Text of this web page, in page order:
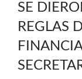
SE
REGLAS